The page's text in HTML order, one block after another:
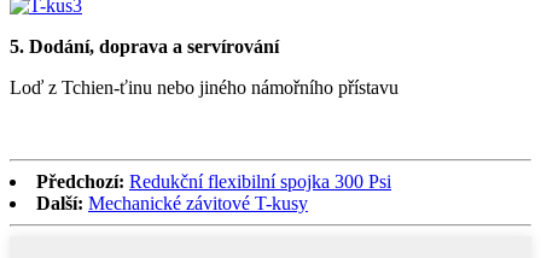
5. Dodání, doprava a servírování
Loď z Tchien-ťinu nebo jiného námořního přístavu
Předchozí: Redukční flexibilní spojka 300 Psi
Další: Mechanické závitové T-kusy